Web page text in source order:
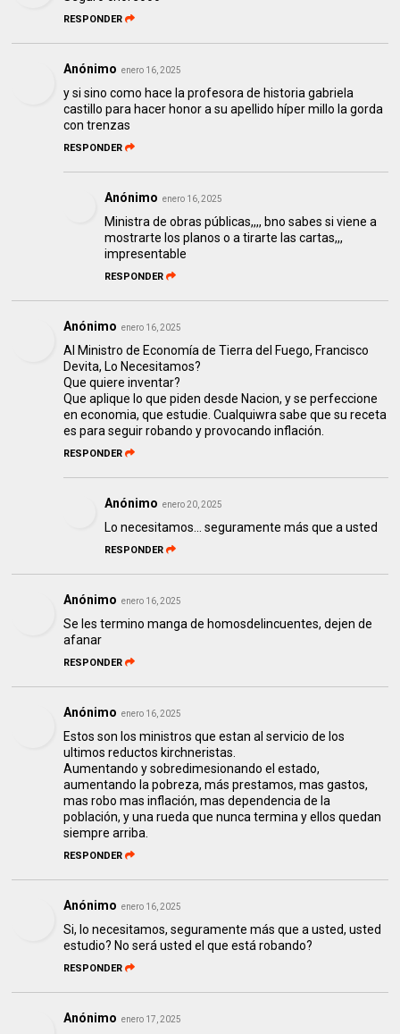
RESPONDER
Anónimo enero 16, 2025
y si sino como hace la profesora de historia gabriela
castillo para hacer honor a su apellido híper millo la gorda
con trenzas
RESPONDER
Anónimo enero 16, 2025
Ministra de obras públicas,,,, bno sabes si viene a
mostrarte los planos o a tirarte las cartas,,,
impresentable
RESPONDER
Anónimo enero 16, 2025
Al Ministro de Economía de Tierra del Fuego, Francisco
Devita, Lo Necesitamos?
Que quiere inventar?
Que aplique lo que piden desde Nacion, y se perfeccione
en economia, que estudie. Cualquiwra sabe que su receta
es para seguir robando y provocando inflación.
RESPONDER
Anónimo enero 20, 2025
Lo necesitamos... seguramente más que a usted
RESPONDER
Anónimo enero 16, 2025
Se les termino manga de homosdelincuentes, dejen de
afanar
RESPONDER
Anónimo enero 16, 2025
Estos son los ministros que estan al servicio de los
ultimos reductos kirchneristas.
Aumentando y sobredimesionando el estado,
aumentando la pobreza, más prestamos, mas gastos,
mas robo mas inflación, mas dependencia de la
población, y una rueda que nunca termina y ellos quedan
siempre arriba.
RESPONDER
Anónimo enero 16, 2025
Si, lo necesitamos, seguramente más que a usted, usted
estudio? No será usted el que está robando?
RESPONDER
Anónimo enero 17, 2025